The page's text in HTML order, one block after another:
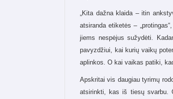
„Kita dažna klaida – itin
atsiranda etiketės –
jiems nespėjus sužydėti.
pavyzdžiui, kai kurių vaikų
aplinkos. O kai vaikas patiki,
Apskritai vis daugiau tyrimų
atsirinkti, kas iš tiesų svarbu.